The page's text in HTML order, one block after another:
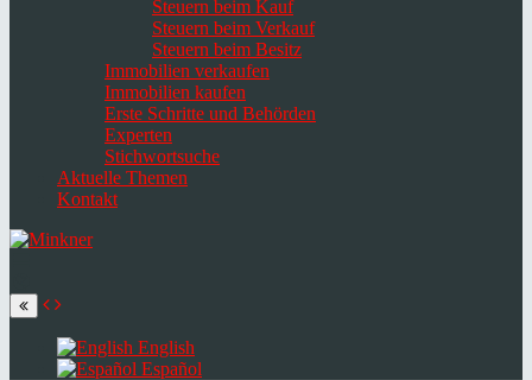
Steuern beim Kauf
Steuern beim Verkauf
Steuern beim Besitz
Immobilien verkaufen
Immobilien kaufen
Erste Schritte und Behörden
Experten
Stichwortsuche
Aktuelle Themen
Kontakt
language
English
Español